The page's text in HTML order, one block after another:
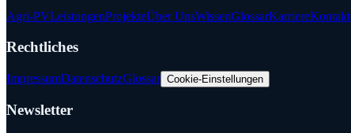
Agri-PVLeistungenProjekteÜber UnsWissenGlossarKarriereKontakt
Rechtliches
ImpressumDatenschutzGlossar Cookie-Einstellungen
Newsletter